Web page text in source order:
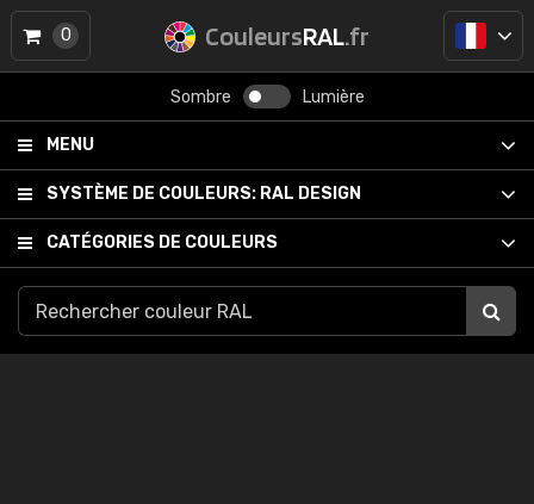
CouleursRAL.fr
Sombre Lumière
MENU
SYSTÈME DE COULEURS: RAL DESIGN
CATÉGORIES DE COULEURS
0